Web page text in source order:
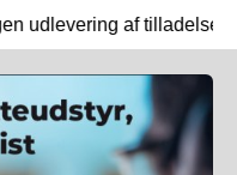
udlevering af